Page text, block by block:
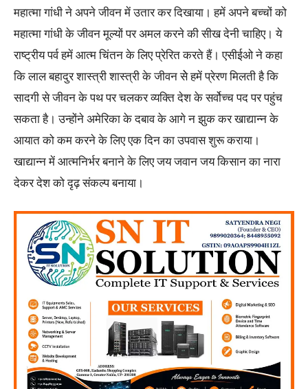
महात्मा गांधी ने अपने जीवन में उतार कर दिखाया। हमें अपने बच्चों को
महात्मा गांधी के जीवन मूल्यों पर अमल करने की सीख देनी चाहिए। ये
राष्ट्रीय पर्व हमें आत्म चिंतन के लिए प्रेरित करते हैं। एसीईओ ने कहा
कि लाल बहादुर शास्त्री शास्त्री के जीवन सेे हमें प्रेरण मिलती है कि
सादगी से जीवन के पथ पर चलकर व्यक्ति देश के सर्वोच्च पद पर पहुंच
सकता है। उन्होंने अमेरिका के दबाव के आगे न झुक कर खाद्यान्न के
आयात को कम करने के लिए एक दिन का उपवास शुरू कराया।
खाद्यान्न में आत्मनिर्भर बनाने के लिए जय जवान जय किसान का नारा
देकर देश को दृढ़ संकल्प बनाया।